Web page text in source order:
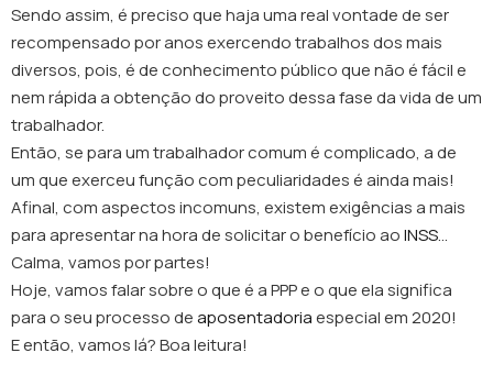
Sendo assim, é preciso que haja uma real vontade de ser
recompensado por anos exercendo trabalhos dos mais
diversos, pois, é de conhecimento público que não é fácil e
nem rápida a obtenção do proveito dessa fase da vida de um
trabalhador.
Então, se para um trabalhador comum é complicado, a de
um que exerceu função com peculiaridades é ainda mais!
Afinal, com aspectos incomuns, existem exigências a mais
para apresentar na hora de solicitar o benefício aoINSS…
Calma, vamos por partes!
Hoje, vamos falar sobre o que é a PPP e o que ela significa
para o seu processo deaposentadoriaespecial em 2020!
E então, vamos lá? Boa leitura!